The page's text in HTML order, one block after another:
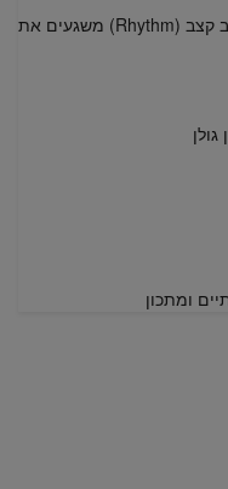
אמריקה גוט טאלנט – רוני הישראלית והכלב קצב (Rhythm) משגעים את
ומתכון